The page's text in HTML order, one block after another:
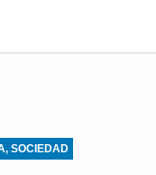
, SOCIEDAD